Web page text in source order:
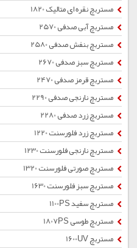
مستربچ نقره ای متالیک 1820
مستربچ آبی صدفی 2570
مستربچ بنفش صدفی 2580
مستربچ سبز صدفی 2670
مستربچ قرمز صدفی 2470
مستربچ نارنجی صدفی 2290
مستربچ زرد صدفی 2280
مستربچ زرد فلورسنت 1220
مستربچ نارنجی فلورسنت 1230
مستربچ صورتی فلورسنت 1320
مستربچ سبز فلورسنت 1630
مستربچ سفید 1100PS
مستربچ طوسی 1807PS
مستربچ 1600UV